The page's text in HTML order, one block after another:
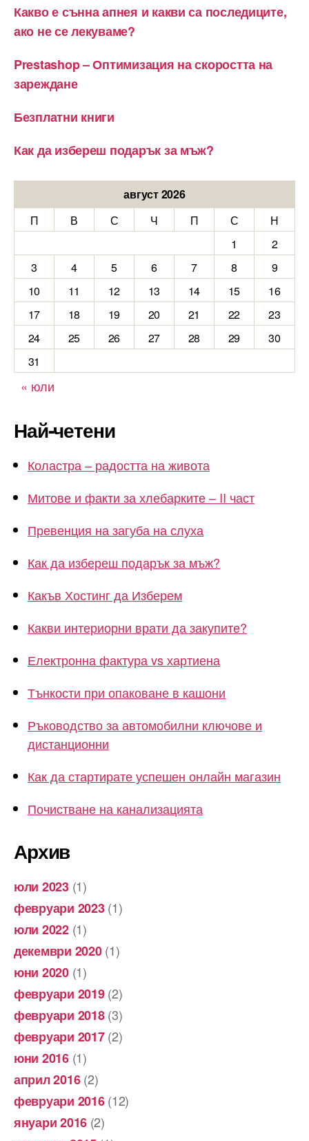
Какво е сънна апнея и какви са последиците,
ако не се лекуваме?
Prestashop – Оптимизация на скоростта на
зареждане
Безплатни книги
Как да избереш подарък за мъж?
август 2026
П
В С Ч П С
Н
1
2
3
4 5 6 7 8
9
10
11 12 13 14 15
16
17
18 19 20 21 22
23
24
25 26 27 28 29
30
31
« юли
Най-четени
Коластра – радостта на живота
Митове и факти за хлебарките – II част
Превенция на загуба на слуха
Как да избереш подарък за мъж?
Какъв Хостинг да Изберем
Какви интериорни врати да закупите?
Електронна фактура vs хартиена
Тънкости при опаковане в кашони
Ръководство за автомобилни ключове и
дистанционни
Как да стартирате успешен онлайн магазин
Почистване на канализацията
Архив
юли 2023(1)
февруари 2023(1)
юли 2022(1)
декември 2020(1)
юни 2020(1)
февруари 2019(2)
февруари 2018(3)
февруари 2017(2)
юни 2016(1)
април 2016(2)
февруари 2016(12)
януари 2016 (2)